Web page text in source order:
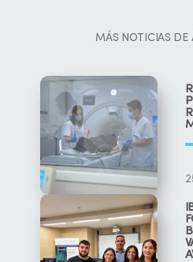
MÁS NOTICIAS DE